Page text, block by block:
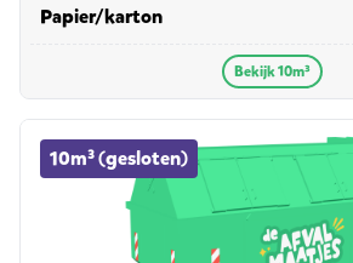
Papier/kartonin 10m³
Bekijk 10m³
10m³ (gesloten)
10m³ (gesloten) container huren